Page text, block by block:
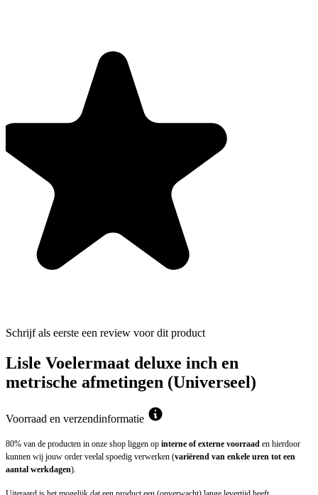
Schrijf als eerste een review voor dit product
Lisle Voelermaat deluxe inch en
metrische afmetingen (Universeel)
Voorraad en verzendinformatie
80% van de producten in onze shop liggen op interne of externe voorraad en hierdoor
kunnen wij jouw order veelal spoedig verwerken (variërend van enkele uren tot een
aantal werkdagen).